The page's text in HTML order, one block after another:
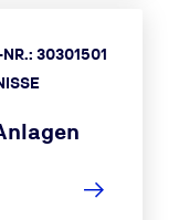
30301501